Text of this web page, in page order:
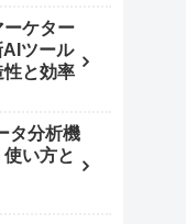
ーケター
ツール
と効率
タ分析機
い方と